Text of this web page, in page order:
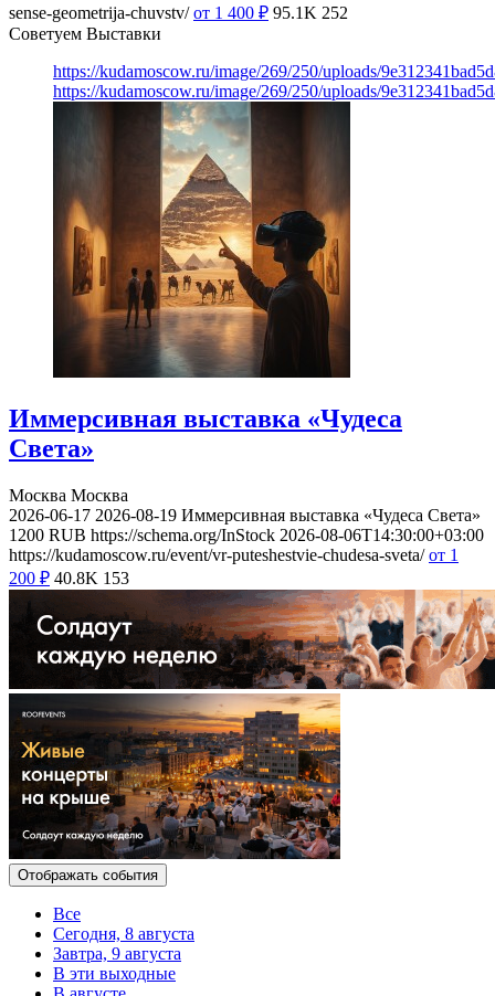
sense-geometrija-chuvstv/ от 1 400 ₽ 95.1K 252
Советуем Выставки
https://kudamoscow.ru/image/269/250/uploads/
https://kudamoscow.ru/image/269/250/uploads/
Иммерсивная выставка «Чудеса
Света»
Москва Москва
2026-06-17 2026-08-19 Иммерсивная выставка «Чудеса Света»
1200 RUB https://schema.org/InStock 2026-08-06T14:30:00+03:00
https://kudamoscow.ru/event/vr-puteshestvie-chudesa-sveta/ от 1
200 ₽ 40.8K 153
Отображать события
Все
Сегодня, 8 августа
Завтра, 9 августа
В эти выходные